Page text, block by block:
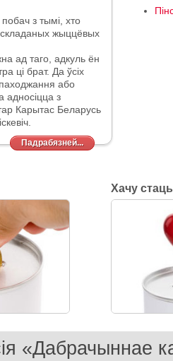
з тымі, хто
складаных жыццёвых
ад таго, адкуль ён
ці брат. Да ўсіх
або
адносіцца з
Карытас Беларусь
Падрабязней...
Хачу
«Дабрачыннае